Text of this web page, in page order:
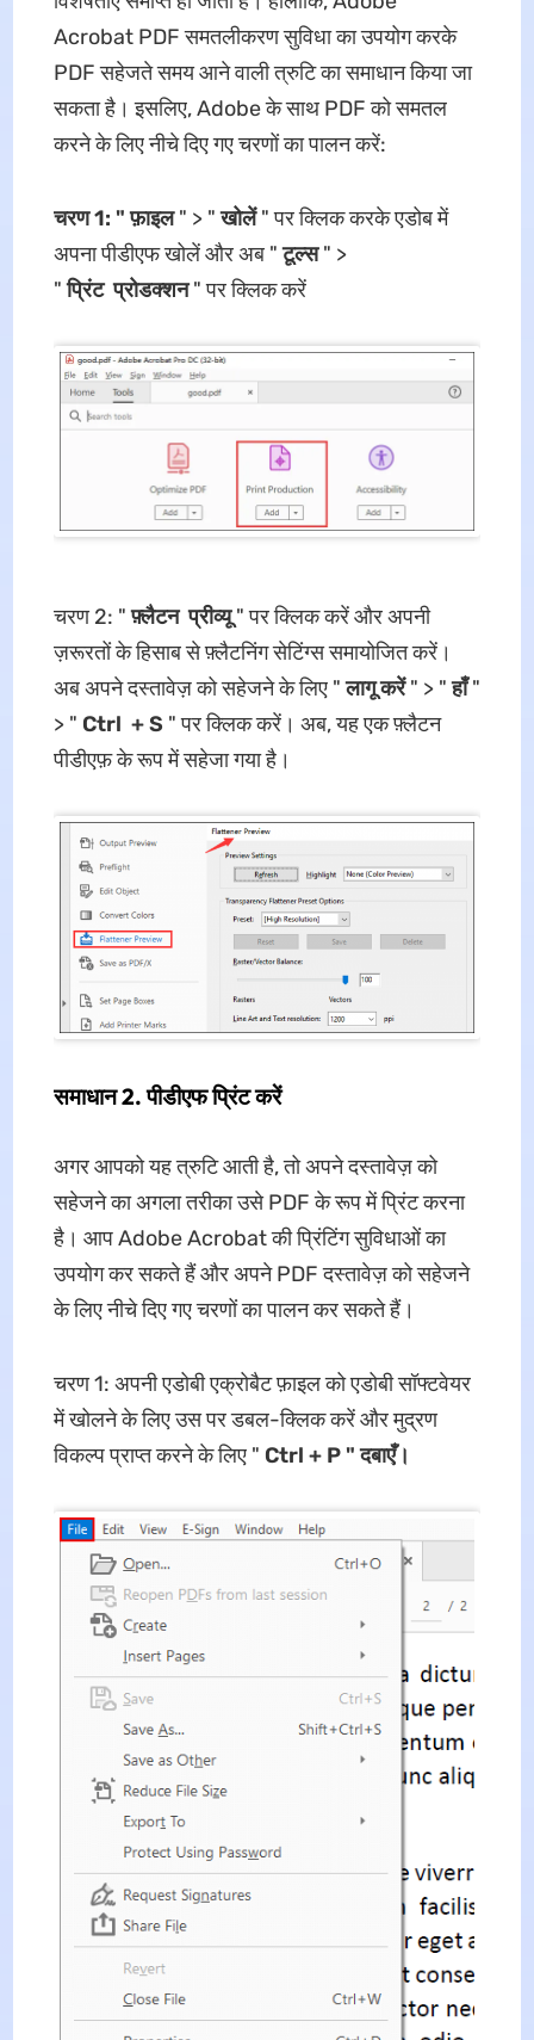
Acrobat PDF समतलीकरण सुविधा का उपयोग करके
PDF सहेजते समय आने वाली त्रुटि का समाधान किया जा
सकता है। इसलिए, Adobe के साथ PDF को समतल
करने के लिए नीचे दिए गए चरणों का पालन करें:
चरण 1: " फ़ाइल" > "खोलें" पर क्लिक करके एडोब में
अपना पीडीएफ खोलें और अब "टूल्स" >
"प्रिंट प्रोडक्शन" पर क्लिक करें
चरण 2: "फ़्लैटन प्रीव्यू" पर क्लिक करें और अपनी
ज़रूरतों के हिसाब से फ़्लैटनिंग सेटिंग्स समायोजित करें।
अब अपने दस्तावेज़ को सहेजने के लिए "लागू करें" > "हाँ"
> " Ctrl + S " पर क्लिक करें। अब, यह एक फ़्लैटन
पीडीएफ़ के रूप में सहेजा गया है।
समाधान 2. पीडीएफ प्रिंट करें
अगर आपको यह त्रुटि आती है, तो अपने दस्तावेज़ को
सहेजने का अगला तरीका उसे PDF के रूप में प्रिंट करना
है। आप Adobe Acrobat की प्रिंटिंग सुविधाओं का
उपयोग कर सकते हैं और अपने PDF दस्तावेज़ को सहेजने
के लिए नीचे दिए गए चरणों का पालन कर सकते हैं।
चरण 1: अपनी एडोबी एक्रोबैट फ़ाइल को एडोबी सॉफ्टवेयर
में खोलने के लिए उस पर डबल-क्लिक करें और मुद्रण
विकल्प प्राप्त करने के लिए " Ctrl + P " दबाएँ।